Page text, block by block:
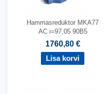
Hammasreduktor MKA77
AC i=97,05 90B5
1760,80 €